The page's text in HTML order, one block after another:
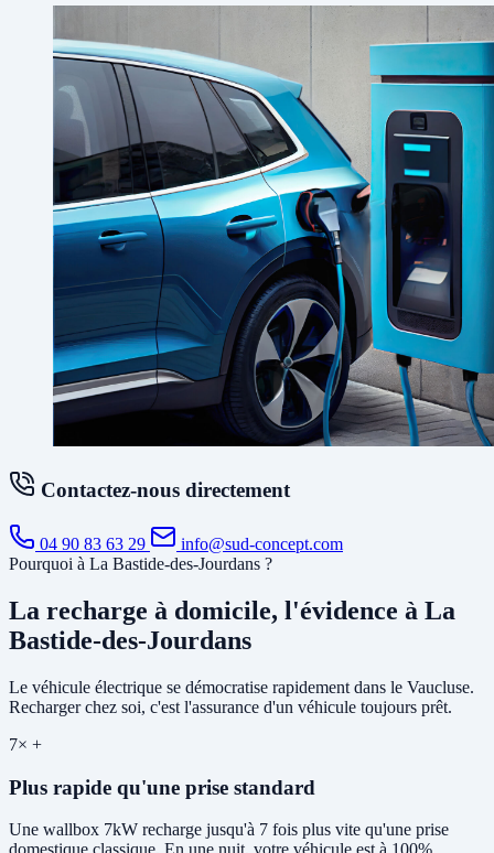
Contactez-nous directement
04 90 83 63 29
info@sud-concept.com
Pourquoi à La Bastide-des-Jourdans ?
La recharge à domicile, l'évidence à La
Bastide-des-Jourdans
Le véhicule électrique se démocratise rapidement dans le Vaucluse.
Recharger chez soi, c'est l'assurance d'un véhicule toujours prêt.
7× +
Plus rapide qu'une prise standard
Une wallbox 7kW recharge jusqu'à 7 fois plus vite qu'une prise